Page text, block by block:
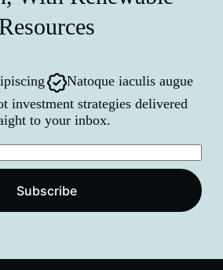
Natoque iaculis augue
investment strategies delivered
to your inbox.
Subscribe